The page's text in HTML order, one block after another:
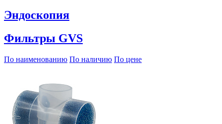
Эндоскопия
Фильтры GVS
По наименованию По наличию По цене